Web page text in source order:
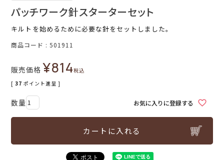
パッチワーク針スターターセット
キルトを始めるために必要な針をセットしました。
商品コード 501911
販売価格 ¥814税込
[ 37 ポイント進呈 ]
お気に入りに登録する
カートに入れる